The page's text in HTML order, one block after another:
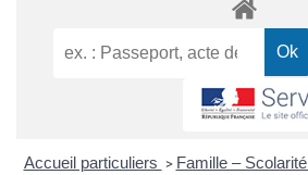
Accueil particuliers > Famille – Scolarité